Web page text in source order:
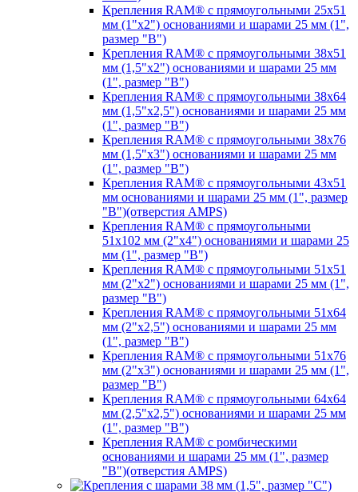
Крепления RAM® с прямоугольными 25х51
мм (1"х2") основаниями и шарами 25 мм (1",
размер "B")
Крепления RAM® с прямоугольными 38х51
мм (1,5"х2") основаниями и шарами 25 мм
(1", размер "B")
Крепления RAM® с прямоугольными 38х64
мм (1,5"х2,5") основаниями и шарами 25 мм
(1", размер "B")
Крепления RAM® с прямоугольными 38х76
мм (1,5"х3") основаниями и шарами 25 мм
(1", размер "B")
Крепления RAM® с прямоугольными 43x51
мм основаниями и шарами 25 мм (1", размер
"B")(отверстия AMPS)
Крепления RAM® с прямоугольными
51х102 мм (2"х4") основаниями и шарами 25
мм (1", размер "B")
Крепления RAM® с прямоугольными 51х51
мм (2"х2") основаниями и шарами 25 мм (1",
размер "B")
Крепления RAM® с прямоугольными 51х64
мм (2"х2,5") основаниями и шарами 25 мм
(1", размер "B")
Крепления RAM® с прямоугольными 51х76
мм (2"х3") основаниями и шарами 25 мм (1",
размер "B")
Крепления RAM® с прямоугольными 64х64
мм (2,5"х2,5") основаниями и шарами 25 мм
(1", размер "B")
Крепления RAM® с ромбическими
основаниями и шарами 25 мм (1", размер
"B")(отверстия AMPS)